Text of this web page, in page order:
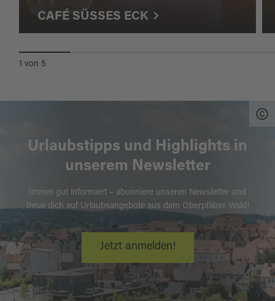
CAFÉ SÜSSES ECK
1 von 5
Urlaubstipps und Highlights in
unserem Newsletter
Immer gut informiert – abonniere unseren Newsletter und
freue dich auf Urlaubsangebote aus dem Oberpfälzer Wald!
Jetzt anmelden!